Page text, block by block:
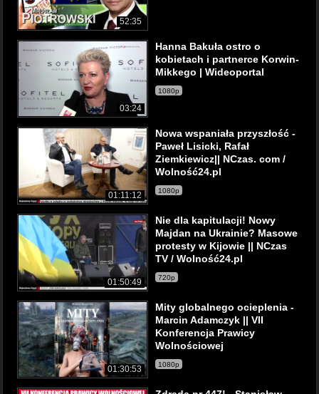
52:35
03:24
Hanna Bakuła ostro o
kobietach i partnerce Korwin-
Mikkego | Wideoportal
1080p
01:11:12
Nowa wspaniała przyszłość -
Paweł Lisicki, Rafał
Ziemkiewicz|| NCzas. com /
Wolność24.pl
1080p
01:50:49
Nie dla kapitulacji! Nowy
Majdan na Ukrainie? Masowe
protesty w Kijowie || NCzas
TV / Wolność24.pl
720p
01:30:53
Mity globalnego ocieplenia -
Marcin Adamczyk || VII
Konferencja Prawicy
Wolnościowej
1080p